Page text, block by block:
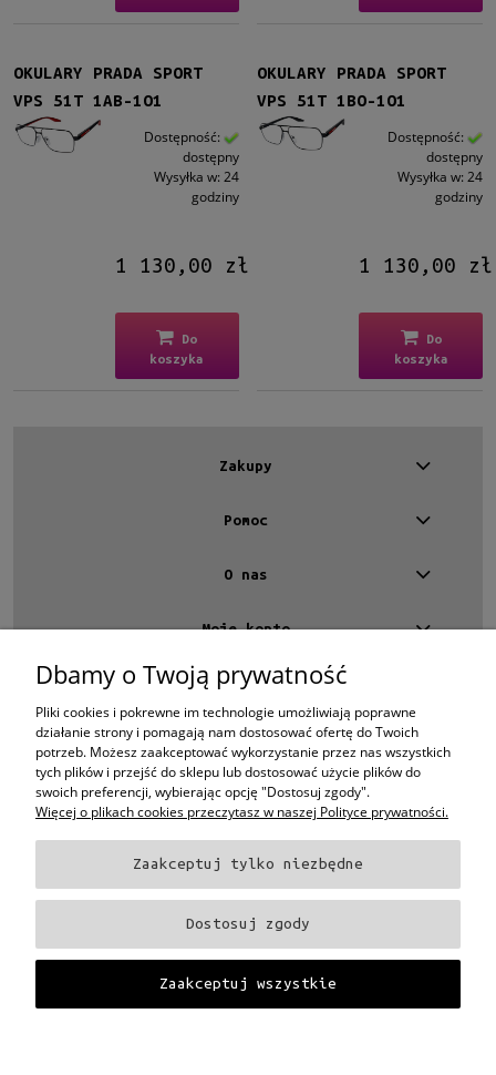
OKULARY PRADA SPORT
VPS 51T 1AB-1O1
Dostępność:
dostępny
Wysyłka w: 24
godziny
1 130,00 zł
Do
koszyka
OKULARY PRADA SPORT
VPS 51T 1BO-1O1
Dostępność:
dostępny
Wysyłka w: 24
godziny
1 130,00 zł
Do
koszyka
Zakupy
Pomoc
O nas
Moje konto
Kontakt
4 EYES OPTYKA -
optyk Warszawa
ul.Chmielna 4
00-020 Warszawa
woj. mazowieckie
+48 696 015 670
sklep@4eyes.pl
Oprawki i okulary Ray-BanOprawki i okulary PersolOprawki i okulary Polo
Oprawki i okulary Tom Ford Oprawki i okulary Miu Miu
Oprawki i okulary Prada
Oprawki i okulary Ray-Ban Aviator
Oprawki i okulary DiorOprawki i okulary Oliver PeoplesOprawki i okulary
Oprawki i okulary Fendi Oprawki i okulary Celine
Oprawki i okulary Dolce & Gabbana Okulary Tag Heuer
Dbamy o Twoją prywatność
Pliki cookies i pokrewne im technologie umożliwiają poprawne
działanie strony i pomagają nam dostosować ofertę do Twoich
potrzeb. Możesz zaakceptować wykorzystanie przez nas wszystkich
tych plików i przejść do sklepu lub dostosować użycie plików do
swoich preferencji, wybierając opcję "Dostosuj zgody".
Więcej o plikach cookies przeczytasz w naszej Polityce prywatności.
Zaakceptuj tylko niezbędne
Dostosuj zgody
Zaakceptuj wszystkie